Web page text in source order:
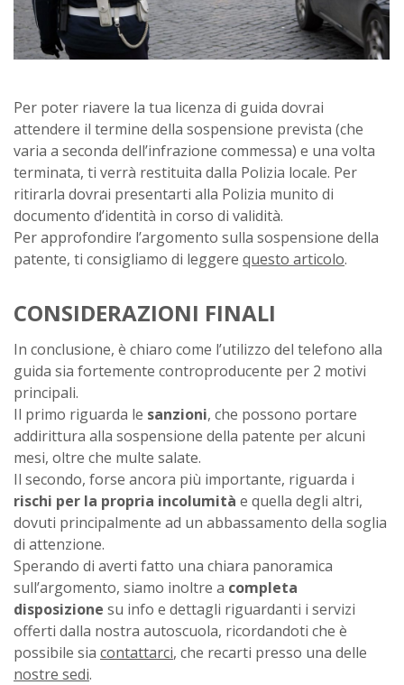
Per poter riavere la tua licenza di guida dovrai
attendere il termine della sospensione prevista (che
varia a seconda dell’infrazione commessa) e una volta
terminata, ti verrà restituita dalla Polizia locale. Per
ritirarla dovrai presentarti alla Polizia munito di
documento d’identità in corso di validità.
Per approfondire l’argomento sulla sospensione della
patente, ti consigliamo di leggere questo articolo.
CONSIDERAZIONI FINALI
In conclusione, è chiaro come l’utilizzo del telefono alla
guida sia fortemente controproducente per 2 motivi
principali.
Il primo riguarda le sanzioni, che possono portare
addirittura alla sospensione della patente per alcuni
mesi, oltre che multe salate.
Il secondo, forse ancora più importante, riguarda i
rischi per la propria incolumità e quella degli altri,
dovuti principalmente ad un abbassamento della soglia
di attenzione.
Sperando di averti fatto una chiara panoramica
sull’argomento, siamo inoltre a completa
disposizione su info e dettagli riguardanti i servizi
offerti dalla nostra autoscuola, ricordandoti che è
possibile sia contattarci, che recarti presso una delle
nostre sedi.